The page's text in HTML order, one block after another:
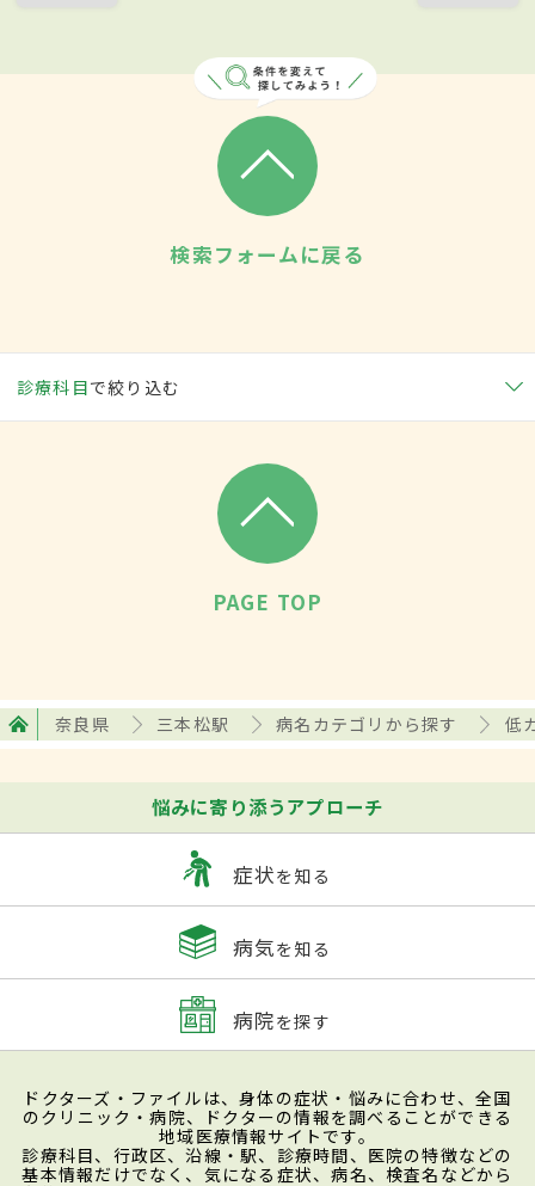
検索フォームに戻る
診療科目で絞り込む
PAGE TOP
奈良県 三本松駅 病名カテゴリから探す 低
悩みに寄り添うアプローチ
症状を知る
病気を知る
病院を探す
ドクターズ・ファイルは、身体の症状・悩みに合わせ、全国
のクリニック・病院、ドクターの情報を調べることができる
地域医療情報サイトです。
診療科目、行政区、沿線・駅、診療時間、医院の特徴などの
基本情報だけでなく、気になる症状、病名、検査名などから